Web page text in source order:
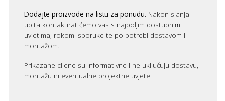
Dodajte proizvode na listu za ponudu. Nakon slanja
upita kontaktirat ćemo vas s najboljim dostupnim
uvjetima, rokom isporuke te po potrebi dostavom i
montažom.
Prikazane cijene su informativne i ne uključuju dostavu,
montažu ni eventualne projektne uvjete.